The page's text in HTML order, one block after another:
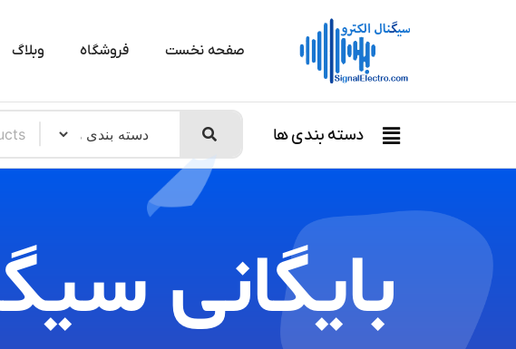
صفحه نخست فروشگاه وبلاگ
دسته بندی ها
بایگانی